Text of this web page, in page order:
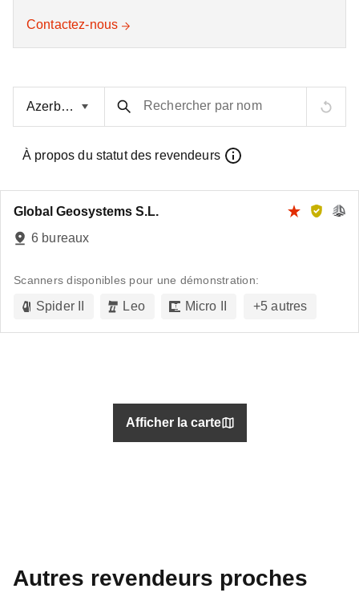
Contactez-nous
Rechercher par nom
À propos du statut des revendeurs
Global Geosystems S.L.
6 bureaux
Scanners disponibles pour une démonstration:
Spider II Leo Micro II +5 autres
Afficher la carte
Autres revendeurs proches